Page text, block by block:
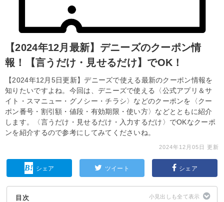
【2024年12月最新】デニーズのクーポン情
報！【言うだけ・見せるだけ】でOK！
【2024年12月5日更新】デニーズで使える最新のクーポン情報を
知りたいですよね。今回は、デニーズで使える〈公式アプリ＆サ
イト・スマニュー・グノシー・チラシ〉などのクーポンを〈クー
ポン番号・割引額・値段・有効期限・使い方〉などとともに紹介
します。〈言うだけ・見せるだけ・入力するだけ〉でOKなクーポ
ンを紹介するので参考にしてみてくださいね。
2024年12月05日 更新
シェア ツイート シェア
目次